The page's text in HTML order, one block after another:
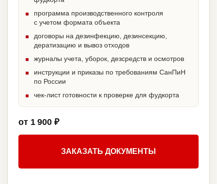
программа производственного контроля
с учетом формата объекта
договоры на дезинфекцию, дезинсекцию,
дератизацию и вывоз отходов
журналы учета, уборок, дезсредств и осмотров
инструкции и приказы по требованиям СанПиН
по России
чек-лист готовности к проверке для фудкорта
от 1 900 ₽
ЗАКАЗАТЬ ДОКУМЕНТЫ